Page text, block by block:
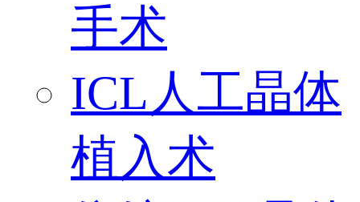
手术
ICL人工晶体
植入术